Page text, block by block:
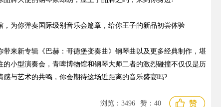
，为你弹奏国际级别音乐会篇章，给你王子的新品初尝体验
带来新专辑《巴赫：哥德堡变奏曲》钢琴曲以及更多经典制作，堪
的小型演奏会，青啤博物馆和钢琴大师二者的激烈碰撞不仅仅是历
感与艺术的共鸣，你会期待这场近距离的音乐盛宴吗?
浏览： 3496 赞： 40